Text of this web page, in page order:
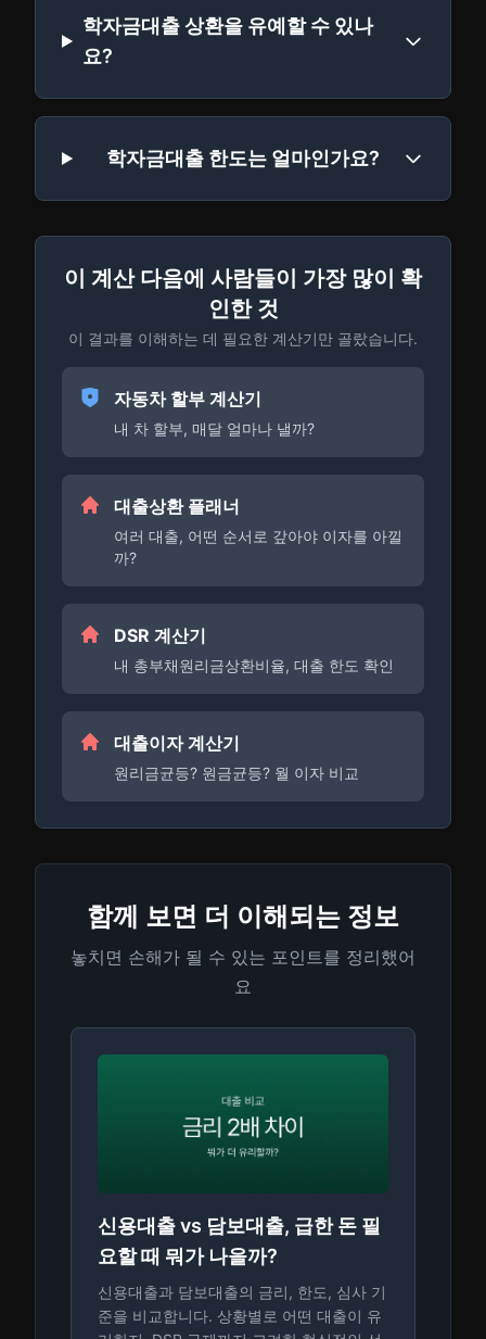
학자금대출 상환을 유예할 수 있나
요?
학자금대출 한도는 얼마인가요?
이 계산 다음에 사람들이 가장 많이 확
인한 것
이 결과를 이해하는 데 필요한 계산기만 골랐습니다.
자동차 할부 계산기
내 차 할부, 매달 얼마나 낼까?
대출상환 플래너
여러 대출, 어떤 순서로 갚아야 이자를 아낄
까?
DSR 계산기
내 총부채원리금상환비율, 대출 한도 확인
대출이자 계산기
원리금균등? 원금균등? 월 이자 비교
함께 보면 더 이해되는 정보
놓치면 손해가 될 수 있는 포인트를 정리했어
요
신용대출 vs 담보대출, 급한 돈 필
요할 때 뭐가 나을까?
신용대출과 담보대출의 금리, 한도, 심사 기
준을 비교합니다. 상황별로 어떤 대출이 유